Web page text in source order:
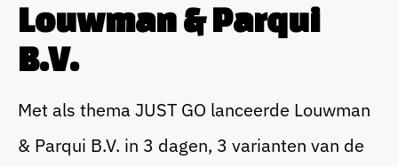
Copraloods Perserij
melkfabriek
Bekijk alle
Congres
Louwman & Parqui
B.V.
Met als thema JUST GO lanceerde Louwman
& Parqui B.V. in 3 dagen, 3 varianten van de